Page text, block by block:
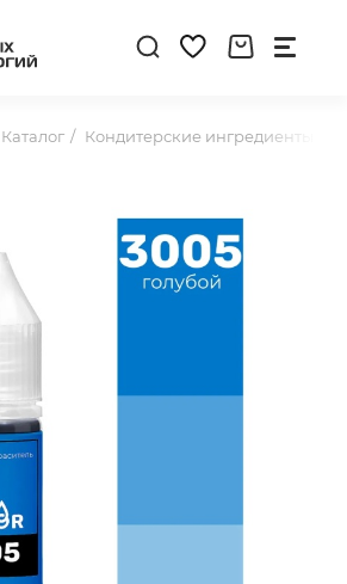
Каталог Кондитерские ингредиенты